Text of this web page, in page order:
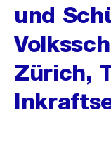
und
Zürich,